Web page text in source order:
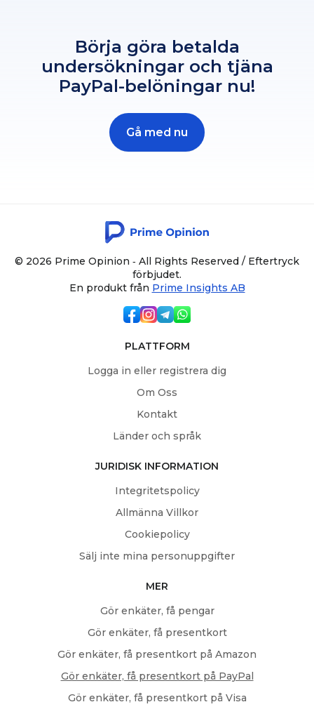
Börja göra betalda
undersökningar och tjäna
PayPal-belöningar nu!
Gå med nu
© 2026 Prime Opinion ‐ All Rights Reserved / Eftertryck
förbjudet.
En produkt från Prime Insights AB
PLATTFORM
Logga in eller registrera dig
Om Oss
Kontakt
Länder och språk
JURIDISK INFORMATION
Integritetspolicy
Allmänna Villkor
Cookiepolicy
Sälj inte mina personuppgifter
MER
Gör enkäter, få pengar
Gör enkäter, få presentkort
Gör enkäter, få presentkort på Amazon
Gör enkäter, få presentkort på PayPal
Gör enkäter, få presentkort på Visa